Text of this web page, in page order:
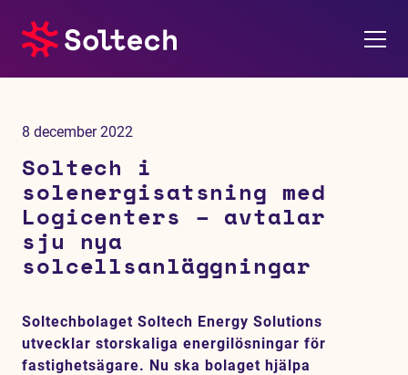
Tjänster
Referensprojekt
Hållbarhet
8 december 2022
Soltech i
solenergisatsning med
Logicenters – avtalar
sju nya
solcellsanläggningar
Soltechbolaget Soltech Energy Solutions
utvecklar storskaliga energilösningar för
fastighetsägare. Nu ska bolaget hjälpa